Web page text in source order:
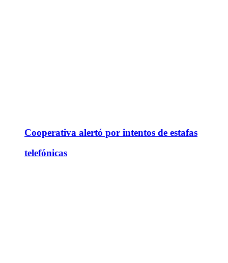
Cooperativa alertó por intentos de estafas
telefónicas